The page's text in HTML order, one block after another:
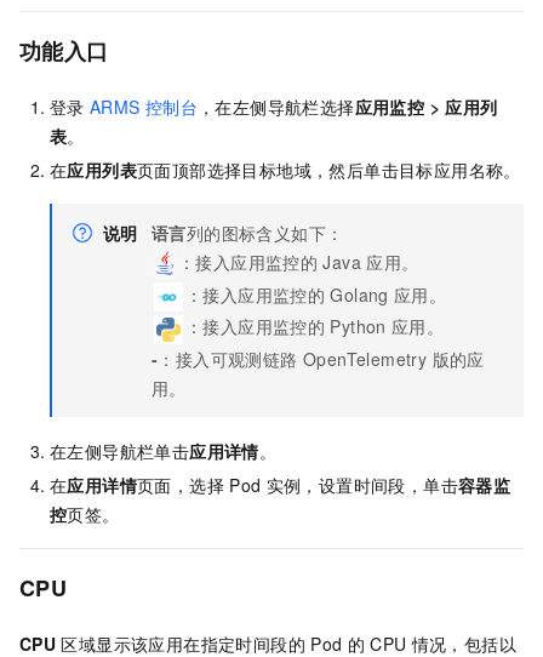
功能入口
登录 ARMS 控制台 ，在左侧导航栏选择应用监控 >应用列
表。
在应用列表页面顶部选择目标地域，然后单击目标应用名称。
说明 语言列的图标含义如下：
：接入应用监控的 Java 应用。
：接入应用监控的 Golang 应用。
：接入应用监控的 Python 应用。
- ：接入 可观测链路 OpenTelemetry 版的应
用。
在左侧导航栏单击应用详情。
在应用详情页面，选择 Pod 实例，设置时间段，单击容器监
控页签。
CPU
CPU 区域显示该应用在指定时间段的 Pod 的 CPU 情况，包括以